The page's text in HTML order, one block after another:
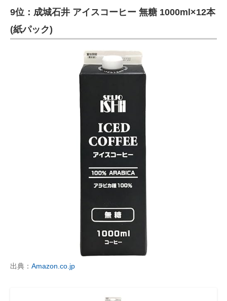
9位：成城石井 アイスコーヒー 無糖 1000ml×12本
(紙パック)
出典： Amazon.co.jp